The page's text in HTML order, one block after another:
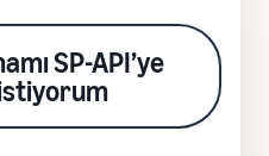
SP-API’ye